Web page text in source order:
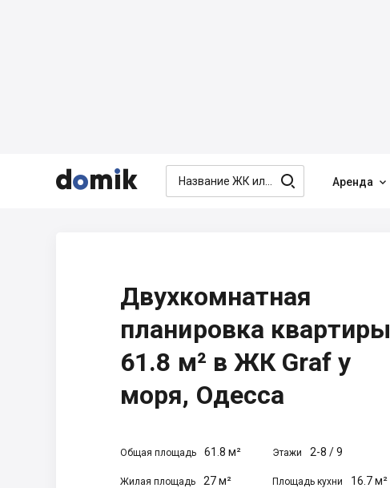


  Аренда 
Двухкомнатная
планировка квартиры
61.8 м² в ЖК Graf у
моря, Одесса
Общая площадь 61.8 м² Этажи 2-8 /9
Жилая площадь 27 м² Площадь кухни 16.7 м²